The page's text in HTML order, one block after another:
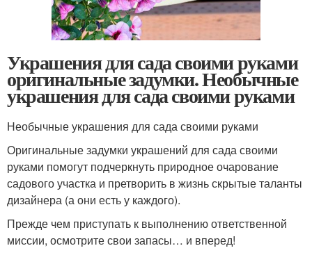
Украшения для сада своими руками
оригинальные задумки. Необычные
украшения для сада своими руками
Необычные украшения для сада своими руками
Оригинальные задумки украшений для сада своими
руками помогут подчеркнуть природное очарование
садового участка и претворить в жизнь скрытые таланты
дизайнера (а они есть у каждого).
Прежде чем приступать к выполнению ответственной
миссии, осмотрите свои запасы… и вперед!